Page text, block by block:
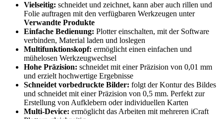
Vielseitig: schneidet und zeichnet, kann aber auch rillen und
Folie auftragen mit den verfügbaren Werkzeugen unter
Verwandte Produkte
Einfache Bedienung: Plotter einschalten, mit der Software
verbinden, Material laden und loslegen
Multifunktionskopf: ermöglicht einen einfachen und
mühelosen Werkzeugwechsel
Hohe Präzision: schneidet mit einer Präzision von 0,01 mm
und erzielt hochwertige Ergebnisse
Schneidet vorbedruckte Bilder: folgt der Kontur des Bildes
und schneidet mit einer Präzision von 0,5 mm. Perfekt zur
Erstellung von Aufklebern oder individuellen Karten
Multi-Device: ermöglicht das Arbeiten mit mehreren iCraft